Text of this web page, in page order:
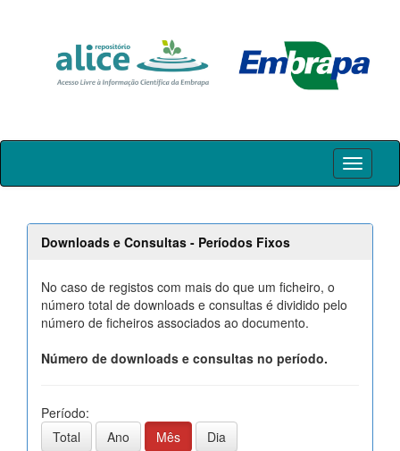
Skip
Downloads e Consultas - Períodos Fixos
No caso de registos com mais do que um ficheiro, o
número total de downloads e consultas é dividido pelo
número de ficheiros associados ao documento.
Número de downloads e consultas no período.
Período:
Total
Ano Mês Dia